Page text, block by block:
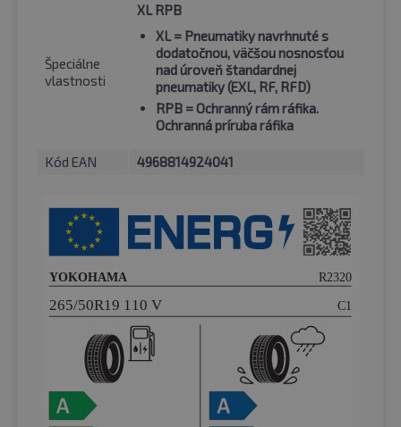
Špeciálne
vlastnosti
XL RPB
XL = Pneumatiky navrhnuté s
dodatočnou, väčšou nosnosťou
nad úroveň štandardnej
pneumatiky (EXL, RF, RFD)
RPB = Ochranný rám ráfika.
Ochranná príruba ráfika
Kód EAN 4968814924041